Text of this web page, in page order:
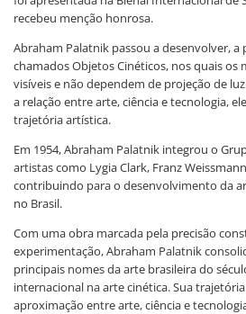
recebeu menção honrosa.
Abraham Palatnik passou a desenvolver, a
chamados Objetos Cinéticos, nos quais os
visíveis e não dependem de projeção de
a relação entre arte, ciência e tecnologia,
trajetória artística.
Em 1954, Abraham Palatnik integrou o
artistas como Lygia Clark, Franz
contribuindo para o desenvolvimento da
no Brasil.
Com uma obra marcada pela precisão
experimentação, Abraham Palatnik
principais nomes da arte brasileira do
internacional na arte cinética. Sua
aproximação entre arte, ciência e